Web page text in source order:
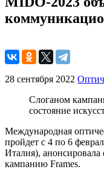
28 сентября 2022
Слоганом
состояние
Международная
пройдет с 4 по 6
Италия),
кампанию Frames.